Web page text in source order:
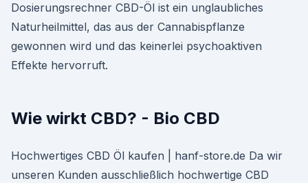
Dosierungsrechner CBD-Öl ist ein unglaubliches
Naturheilmittel, das aus der Cannabispflanze
gewonnen wird und das keinerlei psychoaktiven
Effekte hervorruft.
Wie wirkt CBD? - Bio CBD
Hochwertiges CBD Öl kaufen | hanf-store.de Da wir
unseren Kunden ausschließlich hochwertige CBD